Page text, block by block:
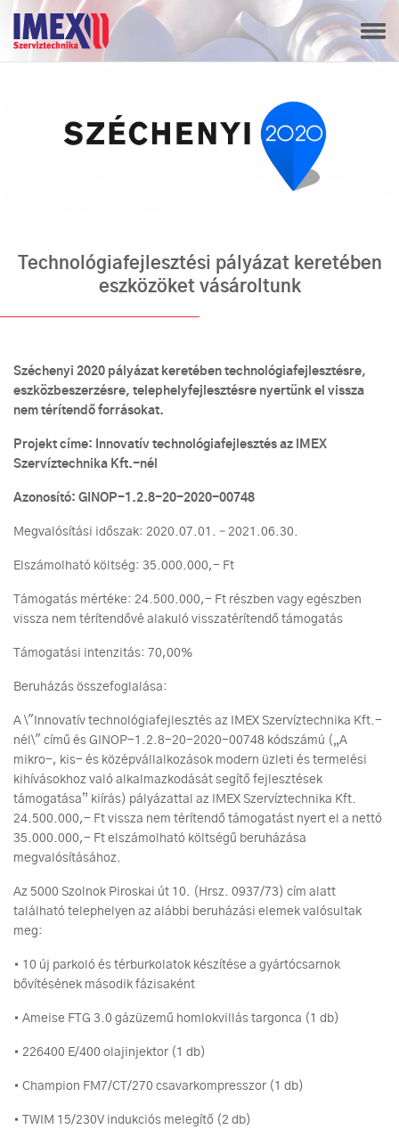
Technológiafejlesztési pályázat keretében
eszközöket vásároltunk
Széchenyi 2020 pályázat keretében technológiafejlesztésre,
eszközbeszerzésre, telephelyfejlesztésre nyertünk el vissza
nem térítendő forrásokat.
Projekt címe: Innovatív technológiafejlesztés az IMEX
Szervíztechnika Kft.-nél
Azonosító: GINOP-1.2.8-20-2020-00748
Megvalósítási időszak: 2020.07.01. – 2021.06.30.
Elszámolható költség: 35.000.000,- Ft
Támogatás mértéke: 24.500.000,- Ft részben vagy egészben
vissza nem térítendővé alakuló visszatérítendő támogatás
Támogatási intenzitás: 70,00%
Beruházás összefoglalása:
A \"Innovatív technológiafejlesztés az IMEX Szervíztechnika Kft.-
nél\" című és GINOP-1.2.8-20-2020-00748 kódszámú („A
mikro-, kis- és középvállalkozások modern üzleti és termelési
kihívásokhoz való alkalmazkodását segítő fejlesztések
támogatása” kiírás) pályázattal az IMEX Szervíztechnika Kft.
24.500.000,- Ft vissza nem térítendő támogatást nyert el a nettó
35.000.000,- Ft elszámolható költségű beruházása
megvalósításához.
Az 5000 Szolnok Piroskai út 10. (Hrsz. 0937/73) cím alatt
található telephelyen az alábbi beruházási elemek valósultak
meg:
• 10 új parkoló és térburkolatok készítése a gyártócsarnok
bővítésének második fázisaként
• Ameise FTG 3.0 gázüzemű homlokvillás targonca (1 db)
• 226400 E/400 olajinjektor (1 db)
• Champion FM7/CT/270 csavarkompresszor (1 db)
• TWIM 15/230V indukciós melegítő (2 db)